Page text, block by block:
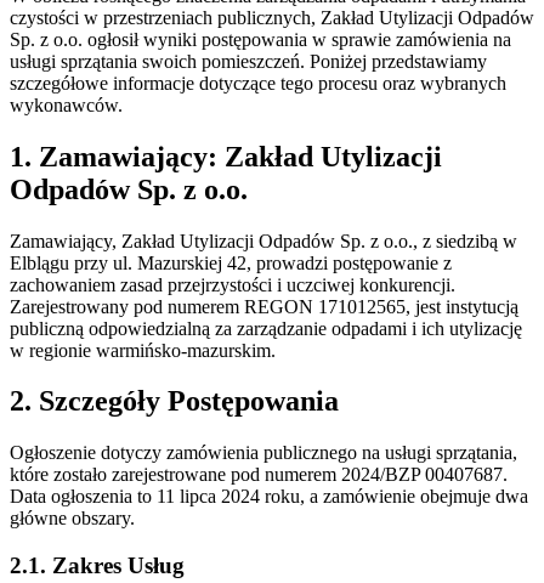
czystości w przestrzeniach publicznych, Zakład Utylizacji Odpadów
Sp. z o.o. ogłosił wyniki postępowania w sprawie zamówienia na
usługi sprzątania swoich pomieszczeń. Poniżej przedstawiamy
szczegółowe informacje dotyczące tego procesu oraz wybranych
wykonawców.
1. Zamawiający: Zakład Utylizacji
Odpadów Sp. z o.o.
Zamawiający, Zakład Utylizacji Odpadów Sp. z o.o., z siedzibą w
Elblągu przy ul. Mazurskiej 42, prowadzi postępowanie z
zachowaniem zasad przejrzystości i uczciwej konkurencji.
Zarejestrowany pod numerem REGON 171012565, jest instytucją
publiczną odpowiedzialną za zarządzanie odpadami i ich utylizację
w regionie warmińsko-mazurskim.
2. Szczegóły Postępowania
Ogłoszenie dotyczy zamówienia publicznego na usługi sprzątania,
które zostało zarejestrowane pod numerem 2024/BZP 00407687.
Data ogłoszenia to 11 lipca 2024 roku, a zamówienie obejmuje dwa
główne obszary.
2.1. Zakres Usług